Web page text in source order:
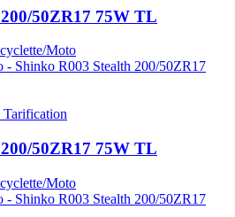
50ZR17 75W TL
Moto
50ZR17 75W TL
Moto